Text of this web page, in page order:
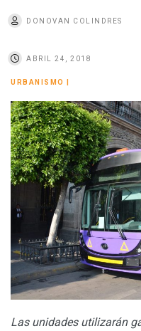
DONOVAN COLINDRES
ABRIL 24, 2018
URBANISMO
Las unidades utilizarán